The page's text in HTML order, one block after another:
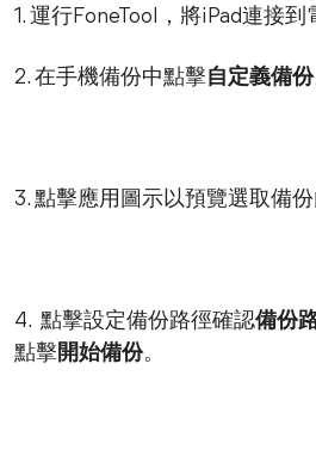
1. 運行FoneTool，將iPad連接到
2. 在手機備份中點擊 自定義備份
3. 點擊應用圖示以預覽選取備
4. 點擊設定備份路徑確認備份
點擊開始備份。